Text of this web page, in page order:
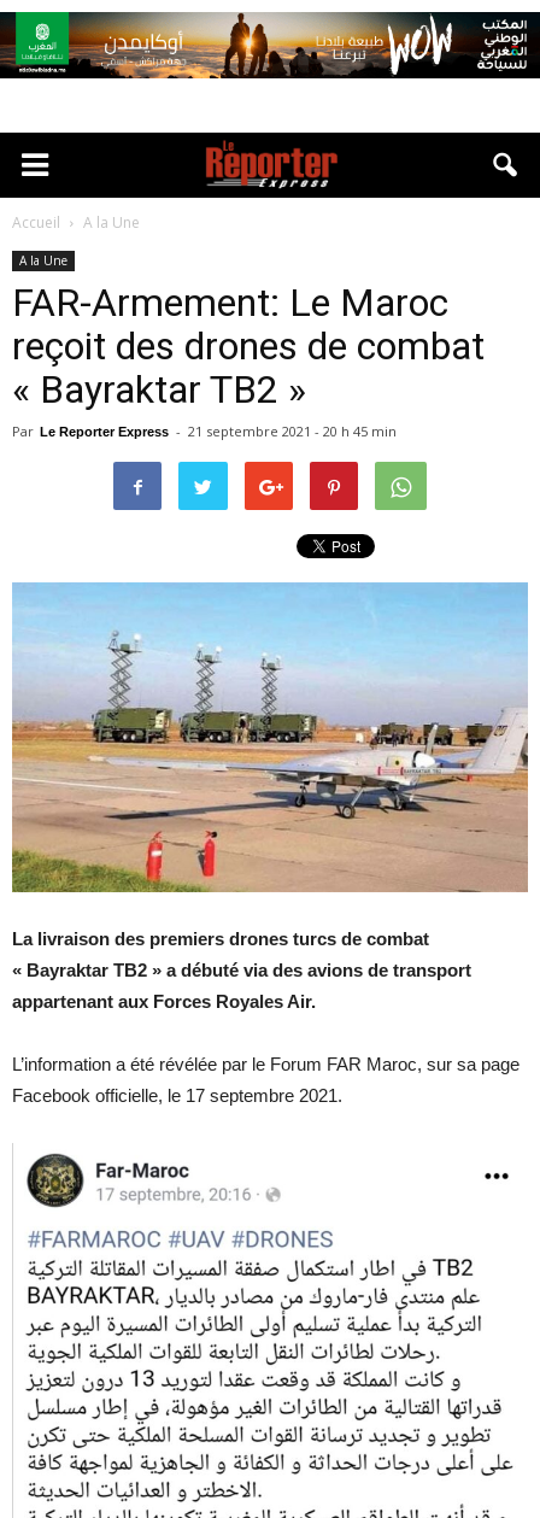
Accueil A la Une
A la Une
FAR-Armement: Le Maroc
reçoit des drones de combat
« Bayraktar TB2 »
Par Le Reporter Express - 21 septembre 2021 - 20 h 45 min
La livraison des premiers drones turcs de combat
« Bayraktar TB2 » a débuté via des avions de transport
appartenant aux Forces Royales Air.
L’information a été révélée par le Forum FAR Maroc, sur sa page
Facebook officielle, le 17 septembre 2021.